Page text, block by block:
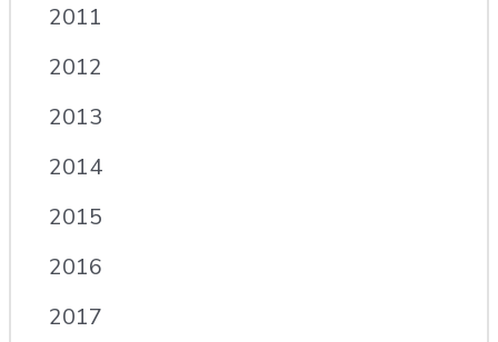
2011
2012
2013
2014
2015
2016
2017